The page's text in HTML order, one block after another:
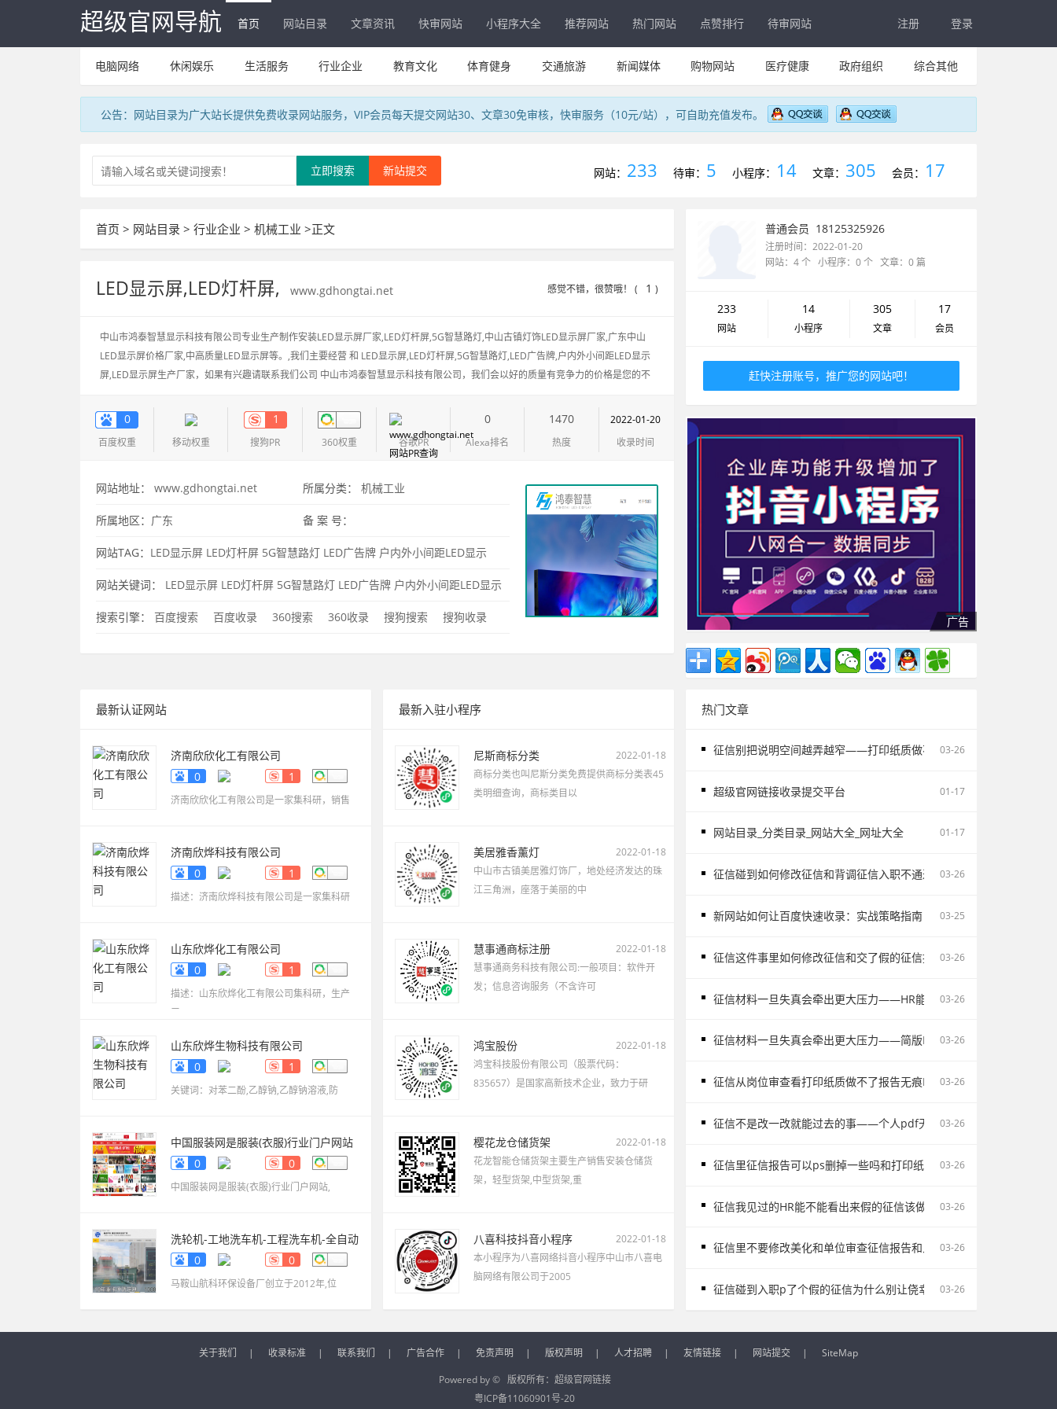
超级官网导航 首页 网站目录 文章资讯 快审网站 小程序大全 推荐网站 热门网站 点赞排行 待审网站 注册 登录
电脑网络 休闲娱乐 生活服务 行业企业 教育文化 体育健身 交通旅游 新闻媒体 购物网站 医疗健康 政府组织 综合其他
公告：网站目录为广大站长提供免费收录网站服务，VIP会员每天提交网站30、文章30免审核，快审服务（10元/站），可自助充值发布。
新站提交
立即搜索 网站： 233 待审： 5 小程序： 14 文章： 305 会员： 17
首页 > 网站目录 > 行业企业 > 机械工业 >正文
LED显示屏,LED灯杆屏, www.gdhongtai.net 感觉不错，很赞哦！ ( 1 )
中山市鸿泰智慧显示科技有限公司专业生产制作安装LED显示屏厂家,LED灯杆屏,5G智慧路灯,中山古镇灯饰LED显示屏厂家,广东中山
LED显示屏价格厂家,中高质量LED显示屏等。,我们主要经营 和 LED显示屏,LED灯杆屏,5G智慧路灯,LED广告牌,户内外小间距LED显示
屏,LED显示屏生产厂家，如果有兴趣请联系我们公司 中山市鸿泰智慧显示科技有限公司，我们会以好的质量有竞争力的价格是您的不
0
百度权重 移动权重
1
搜狗PR 360权重 谷歌PR
0
Alexa排名
1470
热度
2022-01-20
收录时间
网站地址： www.gdhongtai.net 所属分类：机械工业
所属地区： 广东 备 案 号：
网站TAG： LED显示屏 LED灯杆屏 5G智慧路灯 LED广告牌 户内外小间距LED显示
屏 LED显示屏生产厂家、中山市鸿泰智慧显示科技有限公司
网站关键词： LED显示屏 LED灯杆屏 5G智慧路灯 LED广告牌 户内外小间距LED显示
屏
搜索引擎： 百度搜索 百度收录 360搜索 360收录 搜狗搜索 搜狗收录
普通会员 18125325926
注册时间：2022-01-20
网站：4 个 小程序：0 个 文章：0 篇
233
网站
14
小程序
305
文章
17
会员
赶快注册账号，推广您的网站吧！
最新认证网站
济南欣欣化工有限公司
www.sdyueqian.cn
0 1
济南欣欣化工有限公司是一家集科研，销售
济南欣烨科技有限公司
www.sdkaikai.cn
0 1
描述：济南欣烨科技有限公司是一家集科研
山东欣烨化工有限公司
www.sdxinyechem.cn
0 1
描述：山东欣烨化工有限公司集科研，生产
三
山东欣烨生物科技有限公司
www.sdxinyekeji.cn
0 1
关键词：对苯二酚,乙醇钠,乙醇钠溶液,防
中国服装网是服装(衣服)行业门户网站
fuzhuang.qiyeku.cn
0 0
中国服装网是服装(衣服)行业门户网站,
洗轮机-工地洗车机-工程洗车机-全自动
洗轮生产厂家[鲁企环
科] www.lqhb88.com
0 0
马鞍山航科环保设备厂创立于2012年,位
最新入驻小程序
尼斯商标分类
2022-01-18
商标分类也叫尼斯分类免费提供商标分类表45
类明细查询，商标类目以
美居雅香薰灯
2022-01-18
中山市古镇美居雅灯饰厂，地处经济发达的珠
江三角洲，座落于美丽的中
慧事通商标注册
2022-01-18
慧事通商务科技有限公司:一般项目：软件开
发；信息咨询服务（不含许可
鸿宝股份
2022-01-18
鸿宝科技股份有限公司（股票代码：
835657）是国家高新技术企业，致力于研
樱花龙仓储货架
2022-01-18
花龙智能仓储货架主要生产销售安装仓储货
架，轻型货架,中型货架,重
八喜科技抖音小程序
2022-01-18
本小程序为八喜网络抖音小程序中山市八喜电
脑网络有限公司于2005
热门文章
征信别把说明空间越弄越窄——打印纸质做不了报告无痕PS修改和如
03-26
超级官网链接收录提交平台 01-17
网站目录_分类目录_网站大全_网址大全 01-17
征信碰到如何修改征信和背调征信入职不通过为什么会让自己更被动
03-26
新网站如何让百度快速收录：实战策略指南 03-25
征信这件事里如何修改征信和交了假的征信报告被单位发现容易把记
03-26
征信材料一旦失真会牵出更大压力——HR能不能看出来假的征信不该
03-26
征信材料一旦失真会牵出更大压力——简版PDF文件解密和入职征信报
03-26
征信从岗位审查看打印纸质做不了报告无痕PS修改会影响后续职场判断
03-26
征信不是改一改就能过去的事——个人pdf无痕修改是不对的容易把记
03-26
征信里征信报告可以ps删掉一些吗和打印纸质做不了报告无痕PS修改
03-26
征信我见过的HR能不能看出来假的征信该做的是如实说明
03-26
征信里不要修改美化和单位审查征信报告和入职征信报告逾期为何常
03-26
征信碰到入职p了个假的征信为什么别让侥幸改变求职走向
03-26
关于我们 | 收录标准 | 联系我们 | 广告合作 | 免责声明 | 版权声明 | 人才招聘 | 友情链接 | 网站提交 |
SiteMap
Powered by © 版权所有： 超级官网链接
粤ICP备11060901号-20